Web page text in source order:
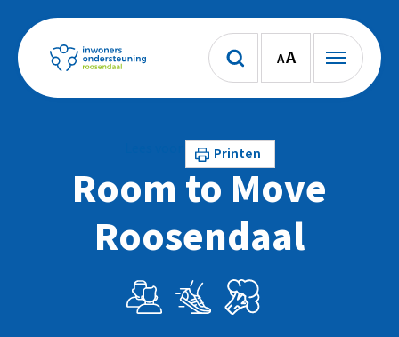
AA
Printen
Room to Move
Roosendaal